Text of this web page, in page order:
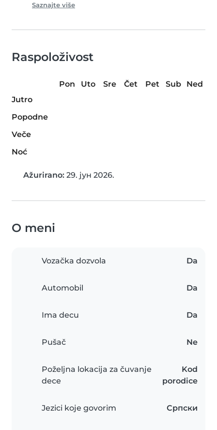
Saznajte više
Raspoloživost
Pon Uto Sre Čet Pet Sub
Ned
Jutro
Popodne
Veče
Noć
Ažurirano: 29. јун 2026.
O meni
Vozačka dozvola Da
Automobil Da
Ima decu Da
Pušač Ne
Poželjna lokacija za čuvanje
dece
Kod
porodice
Jezici koje govorim Српски